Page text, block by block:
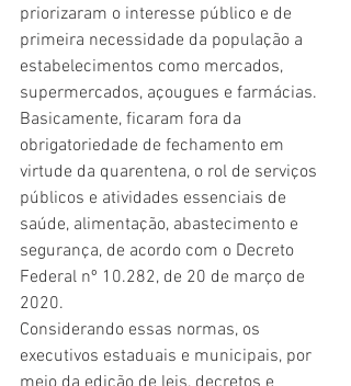
priorizaram o interesse público e de
primeira necessidade da população a
estabelecimentos como mercados,
supermercados, açougues e farmácias.
Basicamente, ficaram fora da
obrigatoriedade de fechamento em
virtude da quarentena, o rol de serviços
públicos e atividades essenciais de
saúde, alimentação, abastecimento e
segurança, de acordo com o Decreto
Federal nº 10.282, de 20 de março de
2020.
Considerando essas normas, os
executivos estaduais e municipais, por